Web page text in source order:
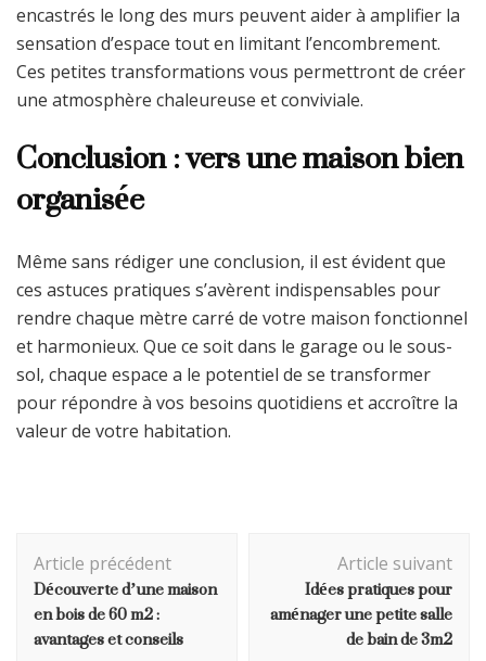
encastrés le long des murs peuvent aider à amplifier la
sensation d’espace tout en limitant l’encombrement.
Ces petites transformations vous permettront de créer
une atmosphère chaleureuse et conviviale.
Conclusion : vers une maison bien
organisée
Même sans rédiger une conclusion, il est évident que
ces astuces pratiques s’avèrent indispensables pour
rendre chaque mètre carré de votre maison fonctionnel
et harmonieux. Que ce soit dans le garage ou le sous-
sol, chaque espace a le potentiel de se transformer
pour répondre à vos besoins quotidiens et accroître la
valeur de votre habitation.
d'article
Article précédent
Découverte d’une maison
en bois de 60 m2 :
avantages et conseils
Article suivant
Idées pratiques pour
aménager une petite salle
de bain de 3m2